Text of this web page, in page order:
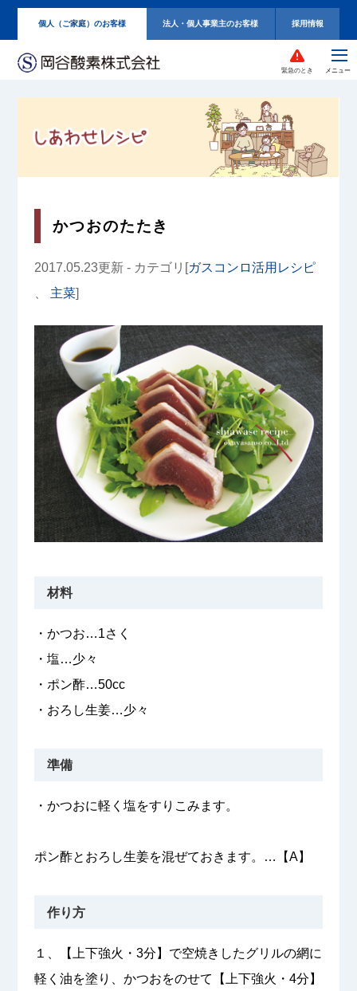
個人（ご家庭）のお客様 法人・個人事業主のお客様 採用情報
緊急のとき
かつおのたたき
2017.05.23更新 - カテゴリ[ガスコンロ活用レシピ
主菜]
材料
・かつお…1さく
・塩…少々
・ポン酢…50cc
・おろし生姜…少々
準備
・かつおに軽く塩をすりこみます。
ポン酢とおろし生姜を混ぜておきます。…【A】
作り方
１、【上下強火・3分】で空焼きしたグリルの網に
軽く油を塗り、かつおをのせて【上下強火・4分】